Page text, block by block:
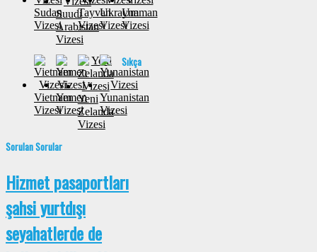
Sudan
Vizesi
Suudi
Arabistan
Vizesi
Tayvan
Vizesi
Ukrayna
Vizesi
Umman
Vizesi
Vietnam
Vizesi
Yemen
Vizesi
Yeni
Zelanda
Vizesi
Yunanistan
Vizesi
Sıkça
Sorulan Sorular
Hizmet pasaportları
şahsi yurtdışı
seyahatlerde de